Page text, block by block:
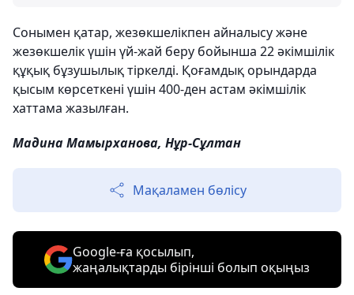
Сонымен қатар, жезөкшелікпен айналысу және
жезөкшелік үшін үй-жай беру бойынша 22 әкімшілік
құқық бұзушылық тіркелді. Қоғамдық орындарда
қысым көрсеткені үшін 400-ден астам әкімшілік
хаттама жазылған.
Мадина Мамырханова, Нұр-Сұлтан
Мақаламен бөлісу
Google-ға қосылып,
жаңалықтарды бірінші болып оқыңыз